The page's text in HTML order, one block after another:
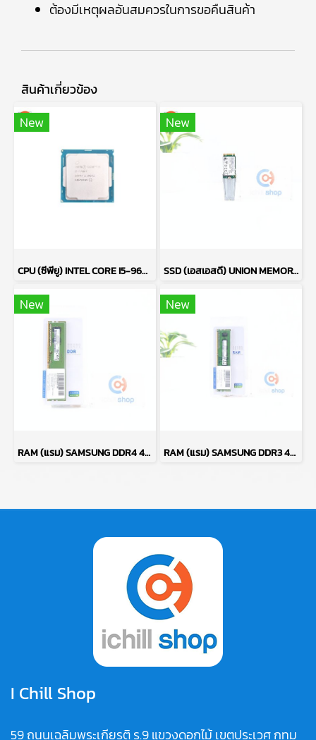
ต้องมีเหตุผลอันสมควรในการขอคืนสินค้า
สินค้าเกี่ยวข้อง
New
CPU (ซีพียู) INTEL CORE I5-9600T P17759
New
SSD (เอสเอสดี) UNION MEMORY AM610 256GB PCIe NVMe M.2 2242 P17765
New
RAM (แรม) SAMSUNG DDR4 4GB (4GBX1) 2666MHz 16CHIP (ของใหม่) P17763
New
RAM (แรม) SAMSUNG DDR3 4GB (4GBX1) 1600MHz 8CHIP (ของใหม่) P17764
I Chill Shop
59 ถนนเฉลิมพระเกียรติ ร.9 แขวงดอกไม้ เขตประเวศ กทม